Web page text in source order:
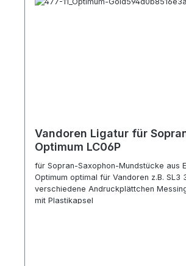
Vandoren Ligatur für
Optimum LC06P
für Sopran-Saxophon-Mundstücke aus
Optimum optimal für Vandoren z.B. SL3
verschiedene Andruckplättchen
mit Plastikapsel